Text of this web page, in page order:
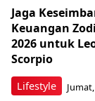
Lifestyle
Jaga
Keuangan
2026 untuk
Scorpio